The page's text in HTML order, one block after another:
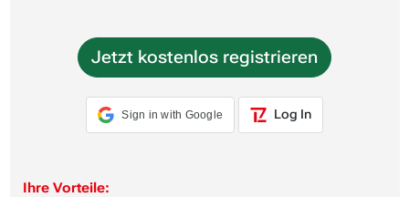
Jetzt kostenlos registrieren
Sign in with Google Log In
Ihre Vorteile: